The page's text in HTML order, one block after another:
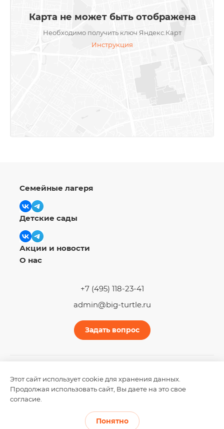
Карта не может быть отображена
Необходимо получить ключ Яндекс.Карт
Инструкция
Семейные лагеря
Детские сады
Акции и новости
О нас
+7 (495) 118-23-41
admin@big-turtle.ru
Задать вопрос
2026 © Все права защищены.
Согласие на обработку персональных данных
Политика конфиденциальности
Этот сайт использует cookie для хранения данных.
Продолжая использовать сайт, Вы даете на это свое
согласие.
Понятно